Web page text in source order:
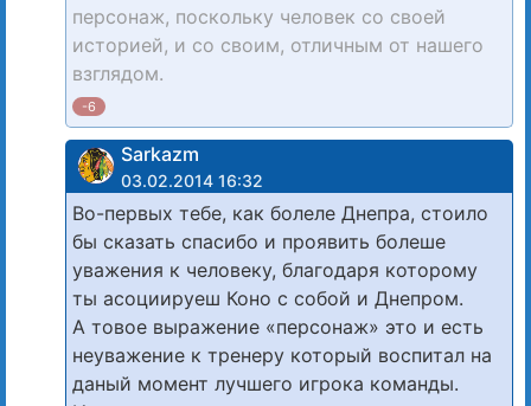
персонаж, поскольку человек со своей
историей, и со своим, отличным от нашего
взглядом.
-6
Sarkazm
03.02.2014 16:32
Во-первых тебе, как болеле Днепра, стоило
бы сказать спасибо и проявить болеше
уважения к человеку, благодаря которому
ты асоциируеш Коно с собой и Днепром.
А товое выражение «персонаж» это и есть
неуважение к тренеру который воспитал на
даный момент лучшего игрока команды.